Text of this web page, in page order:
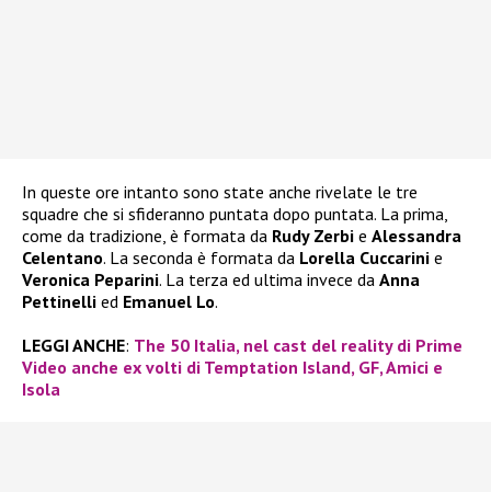
In queste ore intanto sono state anche rivelate le tre
squadre che si sfideranno puntata dopo puntata. La prima,
come da tradizione, è formata da Rudy Zerbi e Alessandra
Celentano. La seconda è formata da Lorella Cuccarini e
Veronica Peparini. La terza ed ultima invece da Anna
Pettinelli ed Emanuel Lo.
LEGGI ANCHE: The 50 Italia, nel cast del reality di Prime
Video anche ex volti di Temptation Island, GF, Amici e
Isola